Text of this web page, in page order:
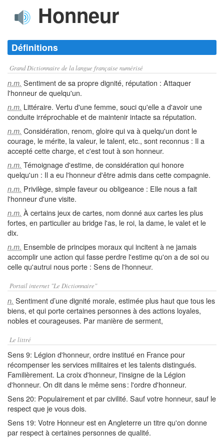
Honneur
Définitions
Grand Dictionnaire de la langue française numérisé
n.m. Sentiment de sa propre dignité, réputation : Attaquer
l'honneur de quelqu'un.
n.m. Littéraire. Vertu d'une femme, souci qu'elle a d'avoir une
conduite irréprochable et de maintenir intacte sa réputation.
n.m. Considération, renom, gloire qui va à quelqu'un dont le
courage, le mérite, la valeur, le talent, etc., sont reconnus : Il a
accepté cette charge, et c'est tout à son honneur.
n.m. Témoignage d'estime, de considération qui honore
quelqu'un : Il a eu l'honneur d'être admis dans cette compagnie.
n.m. Privilège, simple faveur ou obligeance : Elle nous a fait
l'honneur d'une visite.
n.m. À certains jeux de cartes, nom donné aux cartes les plus
fortes, en particulier au bridge l'as, le roi, la dame, le valet et le
dix.
n.m. Ensemble de principes moraux qui incitent à ne jamais
accomplir une action qui fasse perdre l'estime qu'on a de soi ou
celle qu'autrui nous porte : Sens de l'honneur.
Portail internet "Le Dictionnaire"
n. Sentiment d’une dignité morale, estimée plus haut que tous les
biens, et qui porte certaines personnes à des actions loyales,
nobles et courageuses. Par manière de serment,
Le littré
Sens 9: Légion d'honneur, ordre institué en France pour
récompenser les services militaires et les talents distingués.
Familièrement. La croix d'honneur, l'insigne de la Légion
d'honneur. On dit dans le même sens : l'ordre d'honneur.
Sens 20: Populairement et par civilité. Sauf votre honneur, sauf le
respect que je vous dois.
Sens 19: Votre Honneur est en Angleterre un titre qu'on donne
par respect à certaines personnes de qualité.